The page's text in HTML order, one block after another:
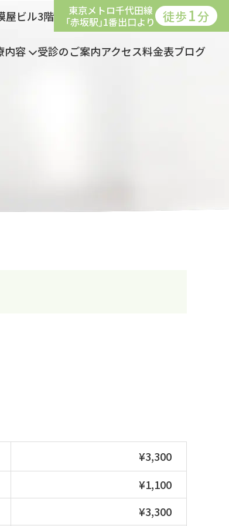
屋ビル3階
東京メトロ千代田線
｢赤坂駅｣1番出口より
徒歩1分
内容 受診のご案内アクセス料金表ブログ
¥3,300
¥1,100
¥3,300